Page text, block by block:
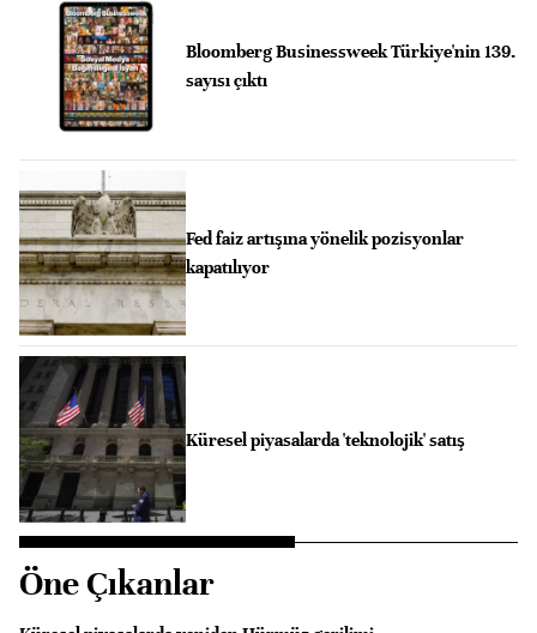
Bloomberg Businessweek Türkiye'nin 139.
sayısı çıktı
Fed faiz artışına yönelik pozisyonlar
kapatılıyor
Küresel piyasalarda 'teknolojik' satış
Öne Çıkanlar